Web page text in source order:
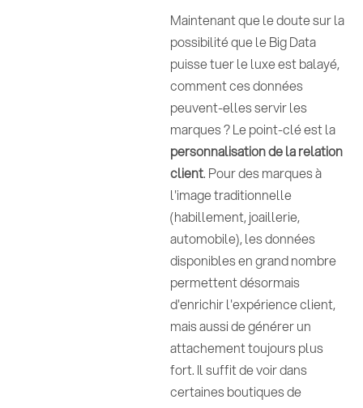
Maintenant que le doute sur la
possibilité que le Big Data
puisse tuer le luxe est balayé,
comment ces données
peuvent-elles servir les
marques ? Le point-clé est la
personnalisation de la relation
client. Pour des marques à
l'image traditionnelle
(habillement, joaillerie,
automobile), les données
disponibles en grand nombre
permettent désormais
d'enrichir l'expérience client,
mais aussi de générer un
attachement toujours plus
fort. Il suffit de voir dans
certaines boutiques de